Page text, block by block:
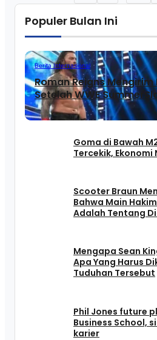
Populer Bulan Ini
Berita Internasional
Roman Reigns
Setelah WWE
Goma di Bawah
Tercekik, Ekonomi
Scooter Braun
Bahwa Main
Adalah Tentang
Mengapa Sean
Apa Yang Harus
Tuduhan Tersebut
Phil Jones future
Business School,
karier